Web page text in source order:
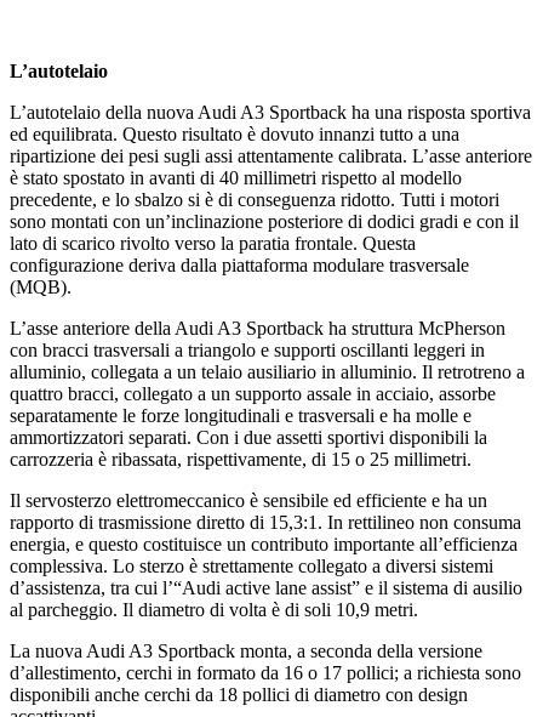
L’autotelaio
L’autotelaio della nuova Audi A3 Sportback ha una risposta sportiva
ed equilibrata. Questo risultato è dovuto innanzi tutto a una
ripartizione dei pesi sugli assi attentamente calibrata. L’asse anteriore
è stato spostato in avanti di 40 millimetri rispetto al modello
precedente, e lo sbalzo si è di conseguenza ridotto. Tutti i motori
sono montati con un’inclinazione posteriore di dodici gradi e con il
lato di scarico rivolto verso la paratia frontale. Questa
configurazione deriva dalla piattaforma modulare trasversale
(MQB).
L’asse anteriore della Audi A3 Sportback ha struttura McPherson
con bracci trasversali a triangolo e supporti oscillanti leggeri in
alluminio, collegata a un telaio ausiliario in alluminio. Il retrotreno a
quattro bracci, collegato a un supporto assale in acciaio, assorbe
separatamente le forze longitudinali e trasversali e ha molle e
ammortizzatori separati. Con i due assetti sportivi disponibili la
carrozzeria è ribassata, rispettivamente, di 15 o 25 millimetri.
Il servosterzo elettromeccanico è sensibile ed efficiente e ha un
rapporto di trasmissione diretto di 15,3:1. In rettilineo non consuma
energia, e questo costituisce un contributo importante all’efficienza
complessiva. Lo sterzo è strettamente collegato a diversi sistemi
d’assistenza, tra cui l’“Audi active lane assist” e il sistema di ausilio
al parcheggio. Il diametro di volta è di soli 10,9 metri.
La nuova Audi A3 Sportback monta, a seconda della versione
d’allestimento, cerchi in formato da 16 o 17 pollici; a richiesta sono
disponibili anche cerchi da 18 pollici di diametro con design